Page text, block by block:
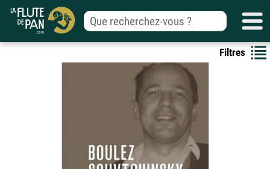
Filtres